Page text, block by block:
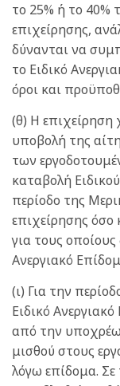
το 25% ή το 40%
επιχείρησης,
δύνανται να
το Ειδικό
όροι και
(θ) Η επιχείρηση
υποβολή της
των
καταβολή
περίοδο της
επιχείρησης
για τους οποίους
Ανεργιακό
(ι) Για την
Ειδικό
από την
μισθού στους
λόγω επίδομα.